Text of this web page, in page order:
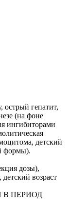
острый гепатит,
(на фоне
ингибиторами
детский
формы).
дозы),
возраст
В ПЕРИОД